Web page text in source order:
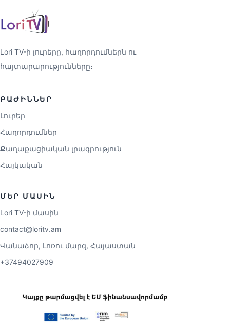
Lori TV-ի լուրերը, հաղորդումներն ու
հայտարարությունները։
ԲԱԺԻՆՆԵՐ
Լուրեր
Հաղորդումներ
Քաղաքացիական լրագրություն
Հայկական
ՄԵՐ ՄԱՍԻՆ
Lori TV-ի մասին
contact@loritv.am
Վանաձոր, Լոռու մարզ, Հայաստան
+37494027909